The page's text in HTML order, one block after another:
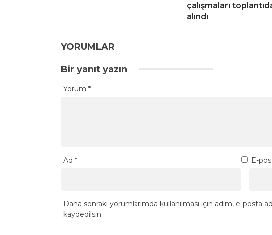
çalışmaları
alındı
YORUMLAR
Bir yanıt yazın
Yorum *
Ad * E-
Daha sonraki yorumlarımda kullanılması için adım, e-posta
kaydedilsin.